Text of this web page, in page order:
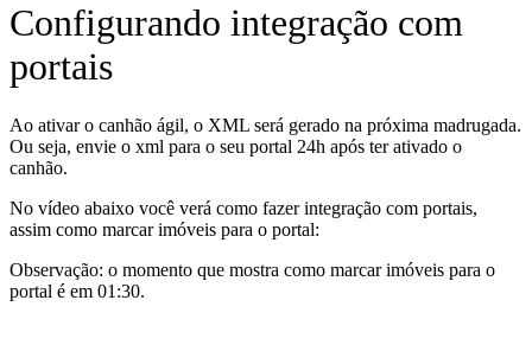
Configurando integração com
portais
Ao ativar o canhão ágil, o XML será gerado na próxima madrugada.
Ou seja, envie o xml para o seu portal 24h após ter ativado o
canhão.
No vídeo abaixo você verá como fazer integração com portais,
assim como marcar imóveis para o portal:
Observação: o momento que mostra como marcar imóveis para o
portal é em 01:30.